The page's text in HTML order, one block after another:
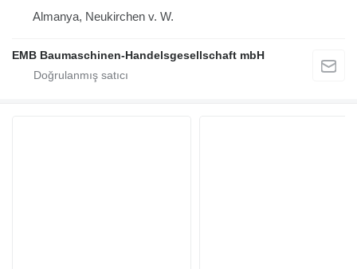
Almanya, Neukirchen v. W.
EMB Baumaschinen-Handelsgesellschaft mbH